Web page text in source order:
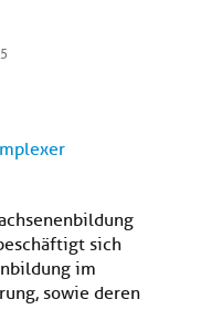
sich
im
sowie deren